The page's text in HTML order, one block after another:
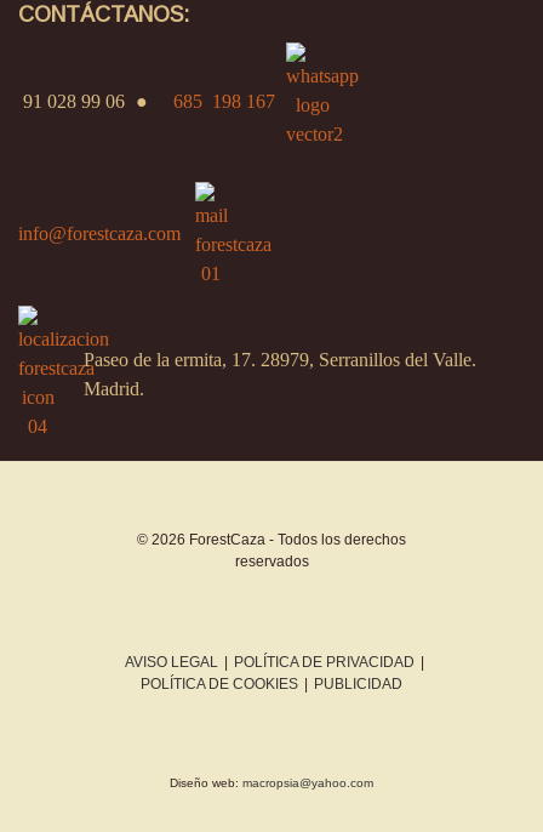
CONTÁCTANOS:
91 028 99 06 ● 685 198 167
info@forestcaza.com
Paseo de la ermita, 17. 28979, Serranillos del Valle.
Madrid.
© 2026 ForestCaza - Todos los derechos
reservados
AVISO LEGAL | POLÍTICA DE PRIVACIDAD |
POLÍTICA DE COOKIES | PUBLICIDAD
Diseño web: macropsia@yahoo.com